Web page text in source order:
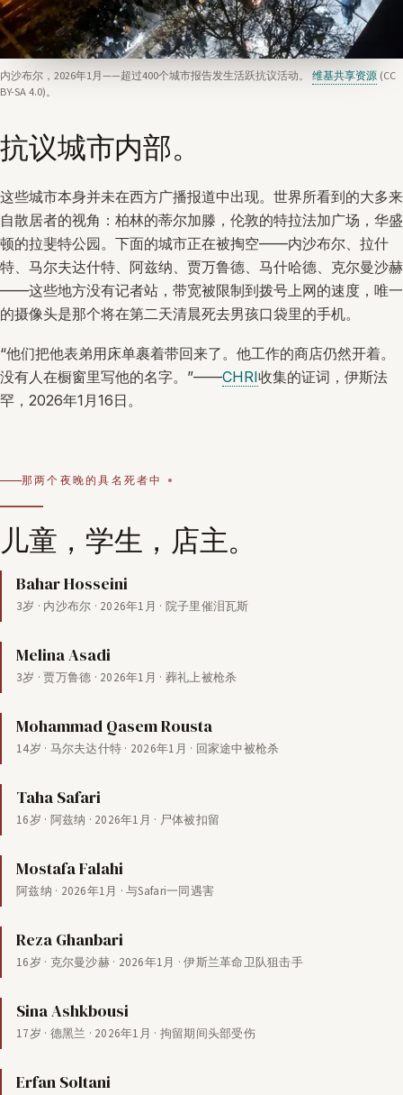
抗议城市内部。
这些城市本身并未在西方广播报道中出现。世界所看到的大多来
自散居者的视角：柏林的蒂尔加滕，伦敦的特拉法加广场，华盛
顿的拉斐特公园。下面的城市正在被掏空——内沙布尔、拉什
特、马尔夫达什特、阿兹纳、贾万鲁德、马什哈德、克尔曼沙赫
——这些地方没有记者站，带宽被限制到拨号上网的速度，唯一
的摄像头是那个将在第二天清晨死去男孩口袋里的手机。
“他们把他表弟用床单裹着带回来了。他工作的商店仍然开着。
没有人在橱窗里写他的名字。”——CHRI收集的证词，伊斯法
罕，2026年1月16日。
内沙布尔，2026年1月——超过400个城市报告发生活跃抗议活动。 维基共享资源 (CC
BY-SA 4.0)。
那两个夜晚的具名死者中
儿童，学生，店主。
Bahar Hosseini
3岁 · 内沙布尔 · 2026年1月 · 院子里催泪瓦斯
Melina Asadi
3岁 · 贾万鲁德 · 2026年1月 · 葬礼上被枪杀
Mohammad Qasem Rousta
14岁 · 马尔夫达什特 · 2026年1月 · 回家途中被枪杀
Taha Safari
16岁 · 阿兹纳 · 2026年1月 · 尸体被扣留
Mostafa Falahi
阿兹纳 · 2026年1月 · 与Safari一同遇害
Reza Ghanbari
16岁 · 克尔曼沙赫 · 2026年1月 · 伊斯兰革命卫队狙击手
Sina Ashkbousi
17岁 · 德黑兰 · 2026年1月 · 拘留期间头部受伤
Erfan Soltani